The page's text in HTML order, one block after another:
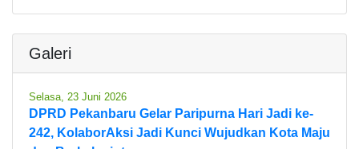
Galeri
Selasa, 23 Juni 2026
DPRD Pekanbaru Gelar Paripurna Hari Jadi ke-
242, KolaborAksi Jadi Kunci Wujudkan Kota Maju